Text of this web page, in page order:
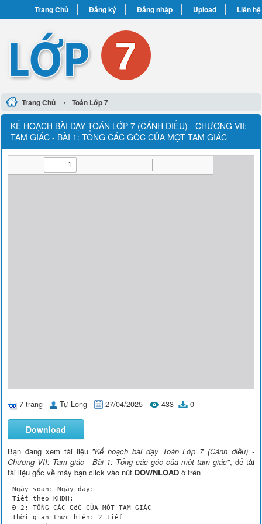
Trang Chủ Đăng ký Đăng nhập Upload Liên hệ
Trang Chủ › Toán Lớp 7
KẾ HOẠCH BÀI DẠY TOÁN LỚP 7 (CÁNH DIỀU) - CHƯƠNG VII:
TAM GIÁC - BÀI 1: TỔNG CÁC GÓC CỦA MỘT TAM GIÁC
7 trang Tự Long 27/04/2025 433 0
Download
Bạn đang xem tài liệu "Kế hoạch bài dạy Toán Lớp 7 (Cánh diều) -
Chương VII: Tam giác - Bài 1: Tổng các góc của một tam giác", để tải
tài liệu gốc về máy bạn click vào nút DOWNLOAD ở trên
Ngày soạn: Ngày dạy:
Tiết theo KHDH:
Đ 2: TỔNG CÁC GểC CỦA MỘT TAM GIÁC
Thời gian thực hiện: 2 tiết